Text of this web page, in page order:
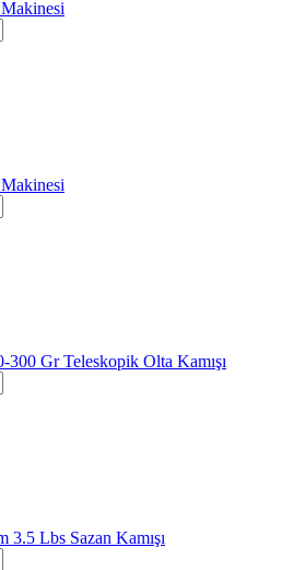
Gr Teleskopik Olta Kamışı
Lbs Sazan Kamışı